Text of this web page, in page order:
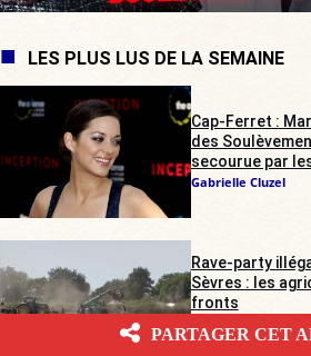
LES PLUS LUS DE LA SEMAINE
Cap-Ferret :
des
secourue par
Gabrielle Cluzel
Rave-party
Sèvres : les
fronts
PARTAGER CET